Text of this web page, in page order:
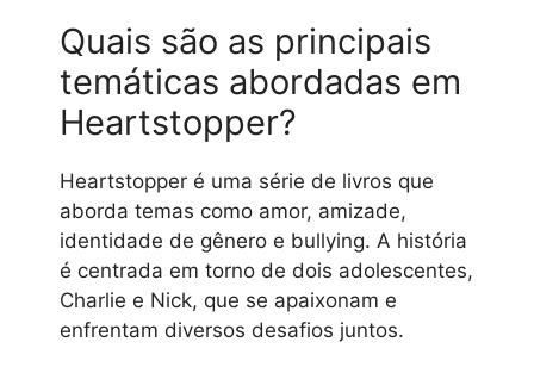
Quais são as principais
temáticas abordadas em
Heartstopper?
Heartstopper é uma série de livros que
aborda temas como amor, amizade,
identidade de gênero e bullying. A história
é centrada em torno de dois adolescentes,
Charlie e Nick, que se apaixonam e
enfrentam diversos desafios juntos.